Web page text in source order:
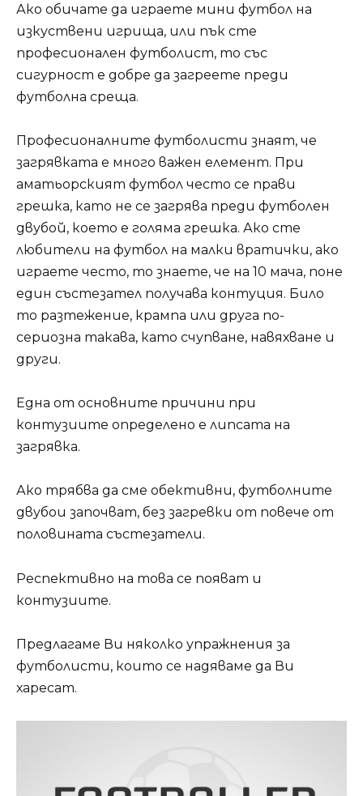
Ако обичате да играете мини футбол на
изкуствени игрища, или пък сте
професионален футболист, то със
сигурност е добре да загреете преди
футболна среща.
Професионалните футболисти знаят, че
загрявката е много важен елемент. При
аматьорският футбол често се прави
грешка, като не се загрява преди футболен
двубой, което е голяма грешка. Ако сте
любители на футбол на малки вратички, ако
играете често, то знаете, че на 10 мача, поне
един състезател получава контуция. Било
то разтежение, крампа или друга по-
сериозна такава, като счупване, навяхване и
други.
Една от основните причини при
контузиите определено е липсата на
загрявка.
Ако трябва да сме обективни, футболните
двубои започват, без загревки от повече от
половината състезатели.
Респективно на това се появат и
контузиите.
Предлагаме Ви няколко упражнения за
футболисти, които се надяваме да Ви
харесат.